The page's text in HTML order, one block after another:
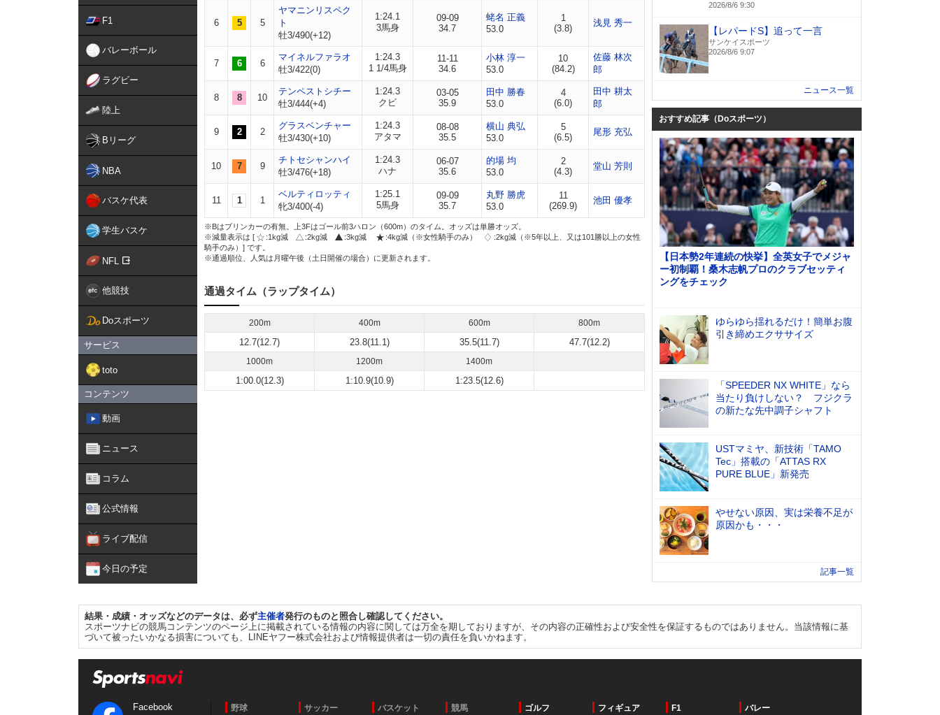
F1
バレーボール
ラグビー
陸上
Bリーグ
NBA
バスケ代表
学生バスケ
NFL
他競技
Doスポーツ
サービス
toto
コンテンツ
動画
ニュース
コラム
公式情報
ライブ配信
今日の予定
6 5 5
ヤマニンリスペク
ト
牡3/490(+12)
1:24.1
3馬身
09-09
34.7
蛯名 正義
53.0
1
(3.8)
浅見 秀一
7 6 6
マイネルファラオ
牡3/422(0)
1:24.3
1 1/4馬身
11-11
34.6
小林 淳一
53.0
10
(84.2)
佐藤 林次
郎
8 8 10
テンペストシチー
牡3/444(+4)
1:24.3
クビ
03-05
35.9
田中 勝春
53.0
4
(6.0)
田中 耕太
郎
9 2 2
グラスベンチャー
牡3/430(+10)
1:24.3
アタマ
08-08
35.5
横山 典弘
53.0
5
(6.5)
尾形 充弘
10 7 9
チトセシャンハイ
牡3/476(+18)
1:24.3
ハナ
06-07
35.6
的場 均
53.0
2
(4.3)
堂山 芳則
11 1 1
ベルティロッティ
牝3/400(-4)
1:25.1
5馬身
09-09
35.7
丸野 勝虎
53.0
11
(269.9)
池田 優孝
※Bはブリンカーの有無。上3Fはゴール前3ハロン（600m）のタイム。オッズは単勝オッズ。
※減量表示は [
:1kg減 :2kg減 :3kg減 :4kg減（※女性騎手のみ）
:2kg減（※5年以上、又は101勝以上の女性
騎手のみ）] です。
※通過順位、人気は月曜午後（土日開催の場合）に更新されます。
通過タイム（ラップタイム）
200m 400m 600m 800m
12.7(12.7) 23.8(11.1) 35.5(11.7) 47.7(12.2)
1000m 1200m 1400m
1:00.0(12.3) 1:10.9(10.9) 1:23.5(12.6)
2026/8/6 9:30
【レパードS】追って一言
サンケイスポーツ
2026/8/6 9:07
ニュース一覧
おすすめ記事（Doスポーツ）
【日本勢2年連続の快挙】全英女子でメジャ
ー初制覇！桑木志帆プロのクラブセッティ
ングをチェック
ゆらゆら揺れるだけ！簡単お腹
引き締めエクササイズ
「SPEEDER NX WHITE」なら
当たり負けしない？ フジクラ
の新たな先中調子シャフト
USTマミヤ、新技術「TAMO
Tec」搭載の「ATTAS RX
PURE BLUE」新発売
やせない原因、実は栄養不足が
原因かも・・・
記事一覧
結果・成績・オッズなどのデータは、必ず主催者発行のものと照合し確認してください。
スポーツナビの競馬コンテンツのページ上に掲載されている情報の内容に関しては万全を期しておりますが、その内容の正確性および安全性を保証するものではありません。当該情報に基
づいて被ったいかなる損害についても、LINEヤフー株式会社および情報提供者は一切の責任を負いかねます。
Facebook 野球 サッカー バスケット 競馬 ゴルフ フィギュア F1 バレー